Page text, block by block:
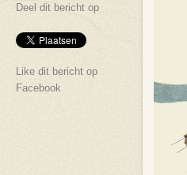
Deel dit bericht op
Like dit bericht op
Facebook